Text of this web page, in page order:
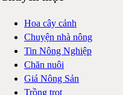
Hoa cây cảnh
Chuyện nhà nông
Tin Nông Nghiệp
Chăn nuôi
Giá Nông Sản
Trồng trọt